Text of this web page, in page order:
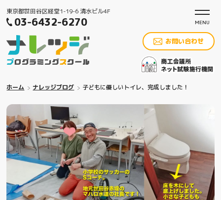
東京都世田谷区経堂1-19-6 清水ビル4F
03-6432-6270
お問い合わせ
ホーム ナレッジブログ 子どもに優しいトイレ、完成しました！